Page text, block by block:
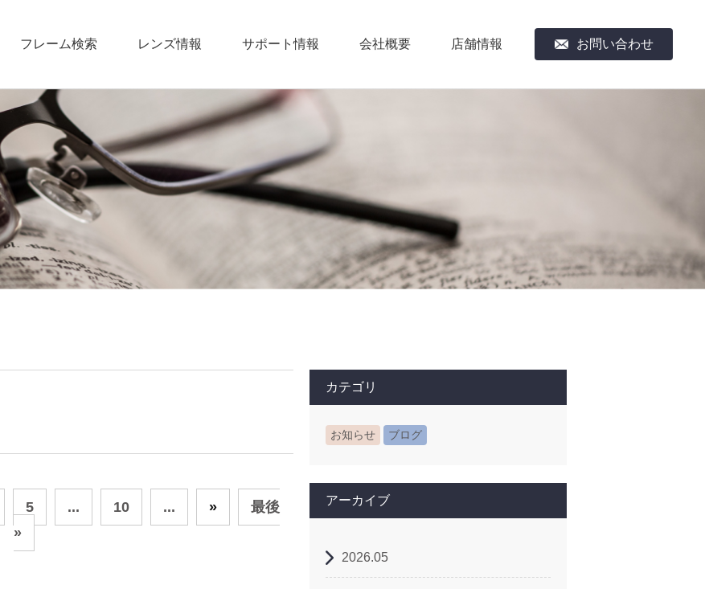
フレーム検索 レンズ情報 サポート情報 会社概要 店舗情報 お問い合わせ
5 ... 10 ... »
最後
»
カテゴリ
お知らせ ブログ
アーカイブ
2026.05